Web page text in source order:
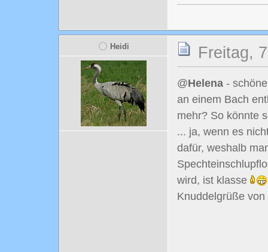
Heidi Freitag,
@Helena -
an einem Bach
mehr? So könnte
... ja, wenn es
dafür, weshalb
wird, ist klasse
Knuddelgrüße